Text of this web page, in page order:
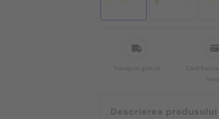
Transport gratuit
Card
Descrierea produsului